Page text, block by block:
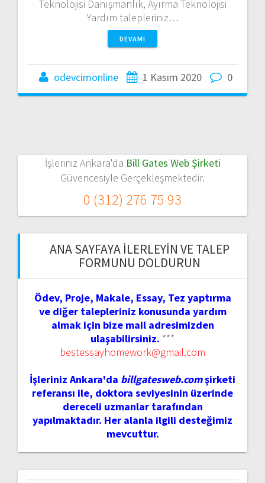
Teknolojisi Danışmanlık, Ayırma Teknolojisi
Yardım talepleriniz…
DEVAMI
odevcimonline 1 Kasım 2020 0
İşleriniz Ankara'da Bill Gates Web Şirketi
Güvencesiyle Gerçekleşmektedir.
0 (312) 276 75 93
ANA SAYFAYA İLERLEYIN VE TALEP
FORMUNU DOLDURUN
Ödev, Proje, Makale, Essay, Tez yaptırma
ve diğer talepleriniz konusunda yardım
almak için bize mail adresimizden
ulaşabilirsiniz. ***
bestessayhomework@gmail.com
İşleriniz Ankara'da billgatesweb.comşirketi
referansı ile, doktora seviyesinin üzerinde
dereceli uzmanlar tarafından
yapılmaktadır. Her alanla ilgili desteğimiz
mevcuttur.